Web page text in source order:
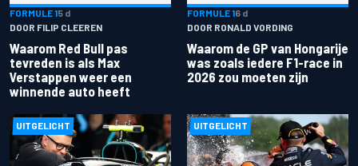
FORMULE 15 d
DOOR FILIP CLEEREN
Waarom Red Bull pas
tevreden is als Max
Verstappen weer een
winnende auto heeft
FORMULE 16 d
DOOR RONALD VORDING
Waarom de GP van Hongarije
was zoals iedere F1-race in
2026 zou moeten zijn
UITGELICHT UITGELICHT